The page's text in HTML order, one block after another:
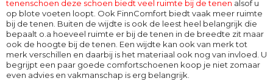
tenenschoen deze schoen biedt veel ruimte bij de tenen alsof u
op blote voeten loopt. Ook FinnComfort biedt vaak meer ruimte
bij de tenen. Buiten de wijdte is ook de leest heel belangrijk die
bepaalt o.a hoeveel ruimte er bij de tenen in de breedte zit maar
ook de hoogte bij de tenen. Een wijdte kan ook van merk tot
merk verschillen en daarbij is het materiaal ook nog van invloed. U
begrijpt een paar goede comfortschoenen koop je niet zomaar
even advies en vakmanschap is erg belangrijk.